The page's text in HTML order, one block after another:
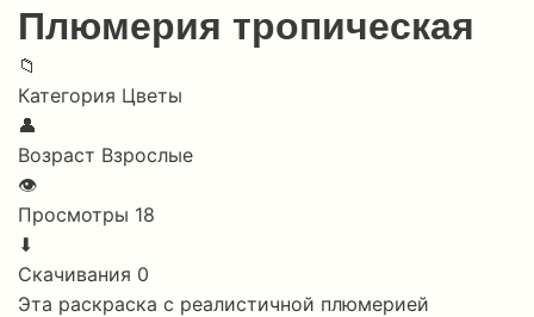
Плюмерия тропическая
📁
Категория Цветы
👤
Возраст Взрослые
👁
Просмотры 18
⬇
Скачивания 0
Эта раскраска с реалистичной плюмерией